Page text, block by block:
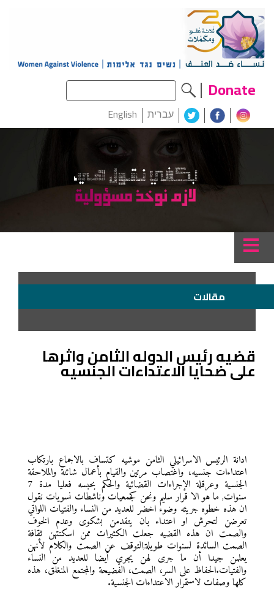
Donate
עברית English
مقالات
قضيه رئيس الدوله الثامن واثرها
على ضحايا الاعتداءات الجنسيه
ادانة الرئيس الاسرائيلي الثامن موشيه كتساف بالاجماع بارتكاب
اعتداءات جنسيه، واغتصاب مرتين والقيام بأعمال شائنة والملاحقة
الجنسية وعرقلة الإجراءات القضائية والحكم بحبسه فعليا مدة 7
سنوات, ما هو الا قرار سليم ونحن كجمعيات وناشطات نسويات نقول
ان هذه خطوه جريئه وضوء اخضر للعديد من النساء والفتيات اللواتي
تعرضن لتحرش او اعتداء بان يتقدمن بشكوى وعدم الخوف
والصمت ان هذه القضيه جعلت الكثيرات ممن اسكتتهن ثقافة
الصمت السائدة لسنوات طويلة,التوقف عن الصمت والكلام لأنهن
يعلمن جيدا أن ما جرى لهن يجري أيضا للعديد من النساء
والفتيات.الحفاظ على السر، الصمت، الفضيحة والمجتمع المنغلق، هذه
كلها وصفات لاستمرار الاعتداءات الجنسية.